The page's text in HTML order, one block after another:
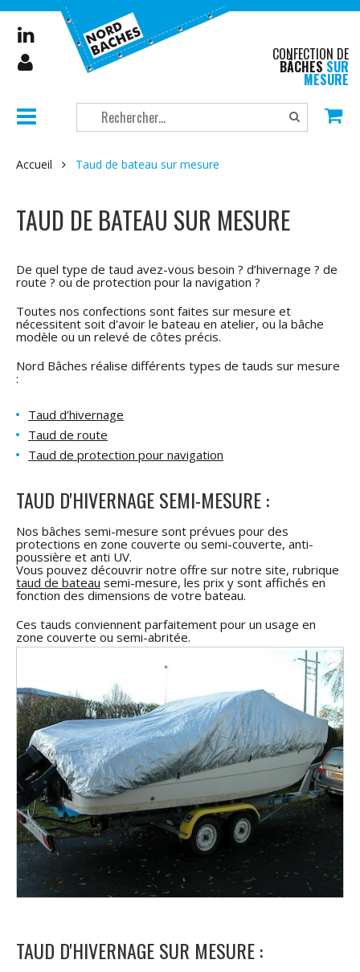
CONFECTION DE
BÂCHES SUR
MESURE
Accueil Taud de bateau sur mesure
TAUD DE BATEAU SUR MESURE
De quel type de taud avez-vous besoin ? d’hivernage ? de
route ? ou de protection pour la navigation ?
Toutes nos confections sont faites sur mesure et
nécessitent soit d'avoir le bateau en atelier, ou la bâche
modèle ou un relevé de côtes précis.
Nord Bâches réalise différents types de tauds sur mesure
:
Taud d’hivernage
Taud de route
Taud de protection pour navigation
TAUD D'HIVERNAGE SEMI-MESURE :
Nos bâches semi-mesure sont prévues pour des
protections en zone couverte ou semi-couverte, anti-
poussière et anti UV.
Vous pouvez découvrir notre offre sur notre site, rubrique
taud de bateau semi-mesure, les prix y sont affichés en
fonction des dimensions de votre bateau.
Ces tauds conviennent parfaitement pour un usage en
zone couverte ou semi-abritée.
TAUD D'HIVERNAGE SUR MESURE :